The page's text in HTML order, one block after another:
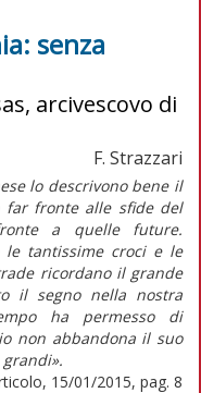
senza
arcivescovo di
F. Strazzari
lo descrivono bene il
far fronte alle sfide del
a quelle future.
tantissime croci e le
ricordano il grande
il segno nella nostra
ha permesso di
non abbandona il suo
15/01/2015, pag. 8